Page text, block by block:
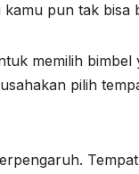
pun tak bisa
memilih
pilih